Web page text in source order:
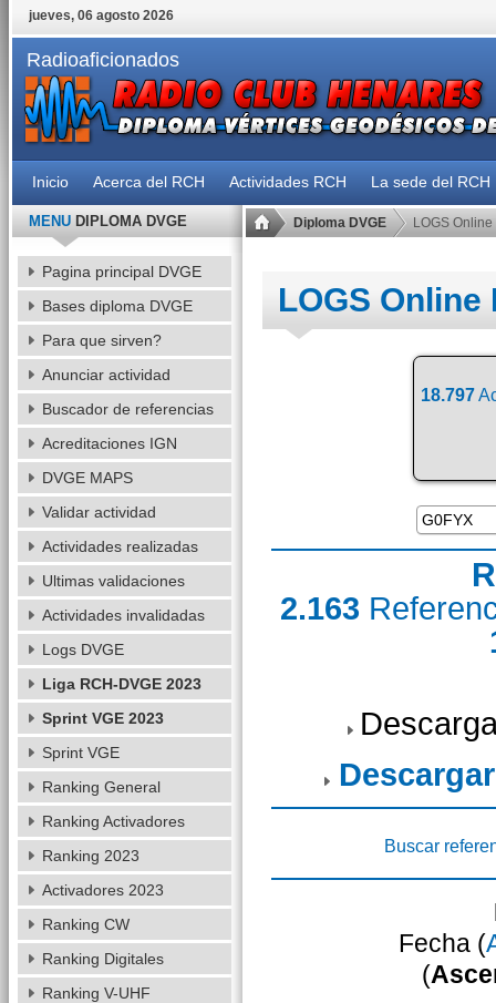
jueves, 06 agosto 2026
Radioaficionados
Inicio Acerca del RCH Actividades RCH La sede del RCH
Diploma DVGE LOGS Online
LOGS Online
18.797
2.163
Buscar
Fecha (
(
MENUDIPLOMA DVGE
Pagina principal DVGE
Bases diploma DVGE
Para que sirven?
Anunciar actividad
Buscador de referencias
Acreditaciones IGN
DVGE MAPS
Validar actividad
Actividades realizadas
Ultimas validaciones
Actividades invalidadas
Logs DVGE
Liga RCH-DVGE 2023
Sprint VGE 2023
Sprint VGE
Ranking General
Ranking Activadores
Ranking 2023
Activadores 2023
Ranking CW
Ranking Digitales
Ranking V-UHF